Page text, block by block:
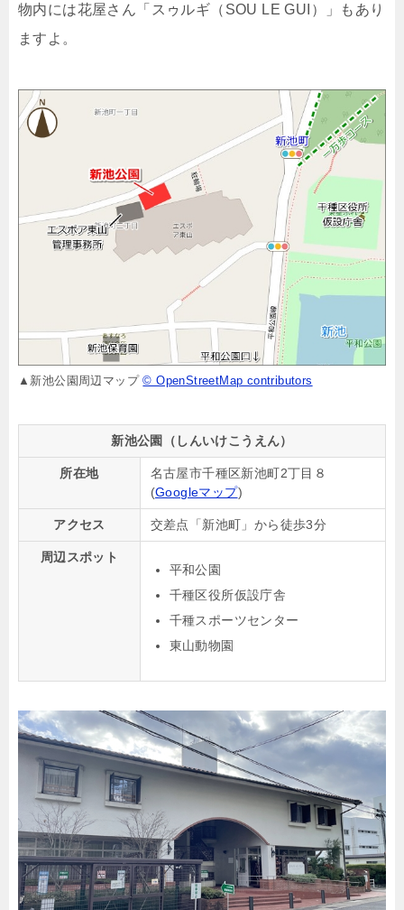
物内には花屋さん「スゥルギ（SOU LE GUI）」もあり
ますよ。
▲新池公園周辺マップ© OpenStreetMap contributors
新池公園（しんいけこうえん）
所在地
名古屋市千種区新池町2丁目８
(Googleマップ)
アクセス 交差点「新池町」から徒歩3分
周辺スポット
平和公園
千種区役所仮設庁舎
千種スポーツセンター
東山動物園